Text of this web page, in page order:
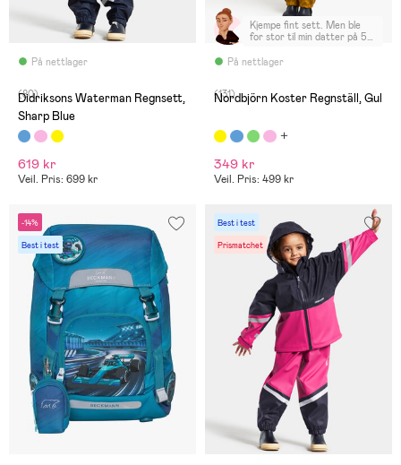
På nettlager
(80)
Didriksons Waterman Regnsett,
Sharp Blue
619 kr
Veil. Pris: 699 kr
På nettlager
Kjempe fint sett. Men ble
for stor til min datter på 5
(131)
Nordbjörn Koster Regnställ, Gul
349 kr
Veil. Pris: 499 kr
-14%
Best i test
Best i test
Prismatchet